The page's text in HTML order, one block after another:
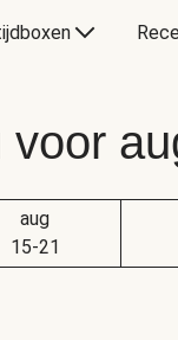
voor
aug
15-21